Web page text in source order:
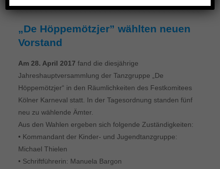
„De Höppemötzjer” wählten neuen
Vorstand
Am 28. April 2017 fand die diesjährige
Jahreshauptversammlung der Tanzgruppe „De
Höppemötzjer“ in den Räumlichkeiten des Festkomitees
Kölner Karneval statt. In der Tagesordnung standen fünf
neu zu wählende Ämter.
Aus den Wahlen ergeben sich folgende Zuständigkeiten:
• Kommandant der Kinder- und Jugendtanzgruppe:
Michael Thielen
• Schriftführerin: Manuela Bargon